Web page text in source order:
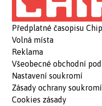
Předplatné časopisu Chip
Volná místa
Reklama
Všeobecné obchodní
Nastavení soukromí
Zásady ochrany soukromí
Cookies zásady